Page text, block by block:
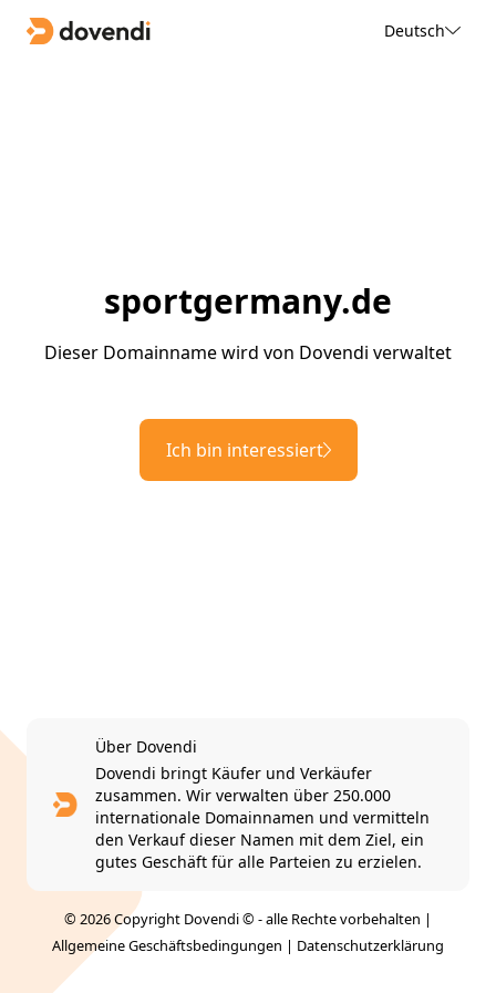
Deutsch
sportgermany.de
Dieser Domainname wird von Dovendi verwaltet
Ich bin interessiert
Über Dovendi
Dovendi bringt Käufer und Verkäufer
zusammen. Wir verwalten über 250.000
internationale Domainnamen und vermitteln
den Verkauf dieser Namen mit dem Ziel, ein
gutes Geschäft für alle Parteien zu erzielen.
© 2026 Copyright Dovendi © - alle Rechte vorbehalten |
Allgemeine Geschäftsbedingungen | Datenschutzerklärung